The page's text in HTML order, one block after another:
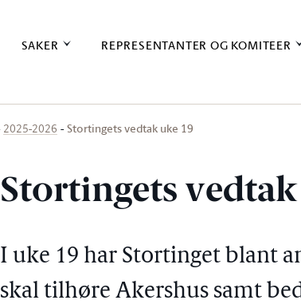
SAKER REPRESENTANTER OG KOMITEER
2025-2026 Stortingets vedtak uke 19
Stortingets
I uke 19 har Stortinget blant
skal tilhøre Akershus samt